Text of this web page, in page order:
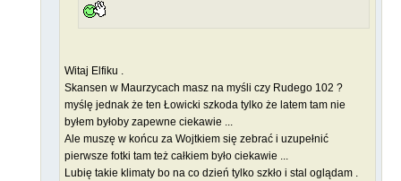
Witaj Elfiku .
Skansen w Maurzycach masz na myśli czy Rudego 102 ?
myślę jednak że ten Łowicki szkoda tylko że latem tam nie
byłem byłoby zapewne ciekawie ...
Ale muszę w końcu za Wojtkiem się zebrać i uzupełnić
pierwsze fotki tam też całkiem było ciekawie ...
Lubię takie klimaty bo na co dzień tylko szkło i stal oglądam .